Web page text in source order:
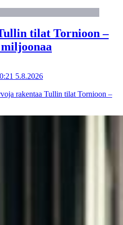
tilat Tornioon –
5.8.2026
rakentaa Tullin tilat Tornioon –